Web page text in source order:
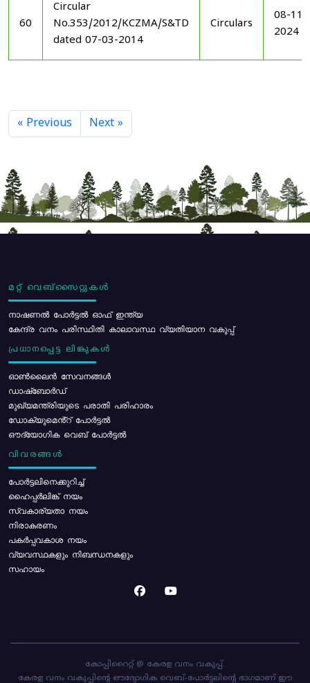
60
Circular
No.353/2012/KCZMA/S&TD
dated 07-03-2014
Circulars
08-11-
2024
« Previous Next »
മറ്റ് വെബ്സൈറ്റുകൾ
നാഷണൽ പോർട്ടൽ ഓഫ് ഇന്ത്യ
കേന്ദ്ര വനം പരിസ്ഥിതി കാലാവസ്ഥ വ്യതിയാന വകുപ്പ്
പ്രധാനപ്പെട്ട ലിങ്കുകൾ
ഓൺലൈൻ സേവനങ്ങൾ
ഡാഷ്ബോർഡ്
മുഖ്യമന്ത്രിയുടെ പരാതി പരിഹാരം
ഡോക്യുമെൻ്റ് പോർട്ടൽ
ഔദ്യോഗിക വെബ് പോർട്ടൽ
വിവരങ്ങൾ
പോര്‍ട്ടലിനെക്കുറിച്ച്
ഹൈപ്പർലിങ്ക് നയം
സ്വകാര്യതാ നയം
നിരാകരണം
പകർപ്പവകാശ നയം
വ്യവസ്ഥകളും നിബന്ധനകളും
സഹായം
കോപ്പിറൈറ്റ് @ കേരള വനം വകുപ്പ്.
കേരള വനം വകുപ്പിന്റെ ഔദ്യോഗിക വെബ്-പോർട്ടലിന്റെ ഭാഗമാണ് ഈ